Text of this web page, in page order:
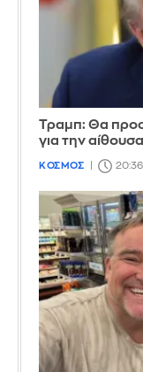
Τραμπ: Θα
για την
ΚΟΣΜΟΣ